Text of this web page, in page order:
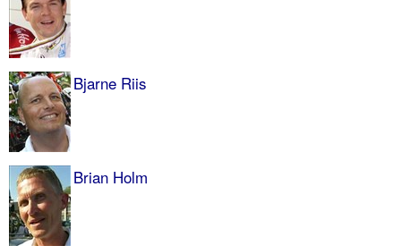
Bjarne Riis
Brian Holm